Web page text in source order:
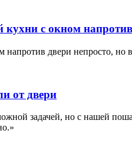
с окном
двери непросто, но
от двери
задачей, но с нашей